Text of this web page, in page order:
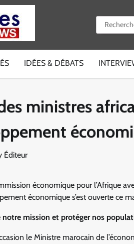
IDÉES & DÉBATS
ministres
Éditeur
économique pour l’Afrique
économique s’est ouverte ce
mission et protéger nos
le Ministre marocain de